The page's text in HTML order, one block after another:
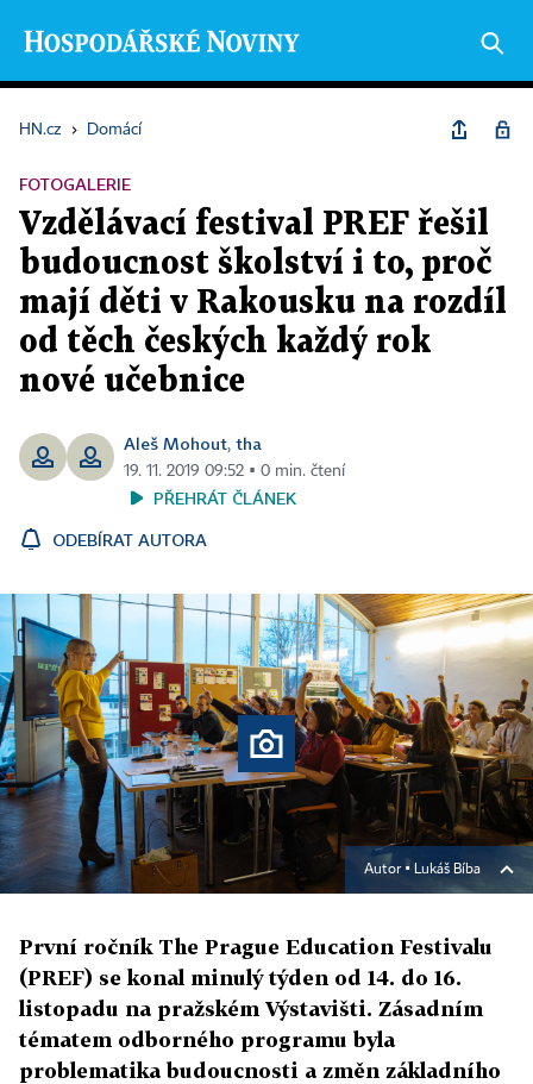
HN.cz › Domácí
FOTOGALERIE
Vzdělávací festival PREF řešil
budoucnost školství i to, proč
mají děti v Rakousku na rozdíl
od těch českých každý rok
nové učebnice
Aleš Mohout, tha
19. 11. 2019 09:52 ▪ 0 min. čtení
PŘEHRÁT ČLÁNEK
ODEBÍRAT AUTORA
Autor ▪ Lukáš Bíba
První ročník The Prague Education Festivalu
(PREF) se konal minulý týden od 14. do 16.
listopadu na pražském Výstavišti. Zásadním
tématem odborného programu byla
problematika budoucnosti a změn základního